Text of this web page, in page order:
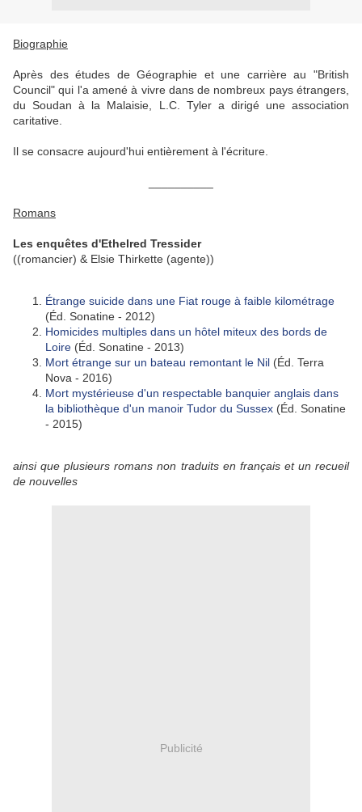
Biographie
Après des études de Géographie et une carrière au "British
Council" qui l'a amené à vivre dans de nombreux pays étrangers,
du Soudan à la Malaisie, L.C. Tyler a dirigé une association
caritative.
Il se consacre aujourd'hui entièrement à l'écriture.
Romans
Les enquêtes d'Ethelred Tressider
((romancier) & Elsie Thirkette (agente))
Étrange suicide dans une Fiat rouge à faible kilométrage
(Éd. Sonatine - 2012)
Homicides multiples dans un hôtel miteux des bords de
Loire (Éd. Sonatine - 2013)
Mort étrange sur un bateau remontant le Nil (Éd. Terra
Nova - 2016)
Mort mystérieuse d'un respectable banquier anglais dans
la bibliothèque d'un manoir Tudor du Sussex (Éd. Sonatine
- 2015)
ainsi que plusieurs romans non traduits en français et un recueil
de nouvelles
Publicité